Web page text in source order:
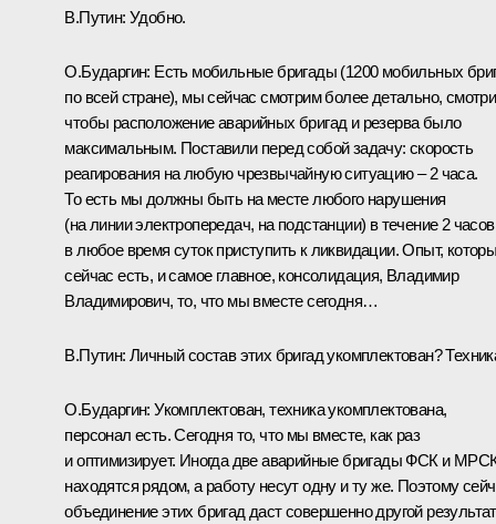
В.Путин: Удобно.
О.Бударгин: Есть мобильные бригады (1200 мобильных
по всей стране), мы сейчас смотрим более детально,
чтобы расположение аварийных бригад и резерва было
максимальным. Поставили перед собой задачу: скорость
реагирования на любую чрезвычайную ситуацию – 2 часа.
То есть мы должны быть на месте любого нарушения
(на линии электропередач, на подстанции) в течение 2
в любое время суток приступить к ликвидации. Опыт,
сейчас есть, и самое главное, консолидация, Владимир
Владимирович, то, что мы вместе сегодня…
В.Путин: Личный состав этих бригад укомплектован?
О.Бударгин:Укомплектован, техника укомплектована,
персонал есть. Сегодня то, что мы вместе, как раз
и оптимизирует. Иногда две аварийные бригады ФСК и
находятся рядом, а работу несут одну и ту же. Поэтому
объединение этих бригад даст совершенно другой